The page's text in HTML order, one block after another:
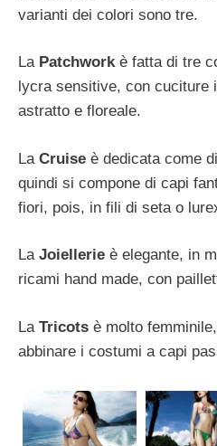
varianti dei colori sono tre.
La Patchworkè fatta di tre
lycra sensitive, con cuciture
astratto e floreale.
La Cruise è dedicata come
quindi si compone di capi
fiori, pois, in fili di seta o
La Joiellerie è elegante, in
ricami hand made, con
La Tricots è molto
abbinare i costumi a capi